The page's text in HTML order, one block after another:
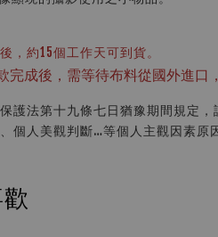
，約15個工作天可到貨。
成後，需等待布料從國外進口
護法第十九條七日猶豫期間規定
個人美觀判斷…等個人主觀因素原